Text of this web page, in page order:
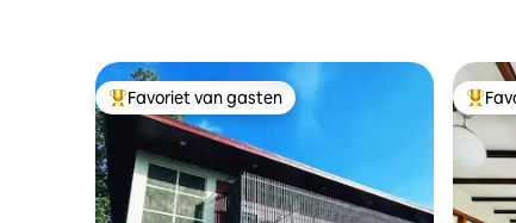
Topfavoriet van gasten
Favoriet van gasten